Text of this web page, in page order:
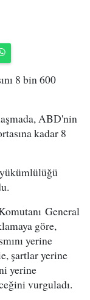
8 bin 600
ABD'nin
kadar 8
General
göre,
yerine
şartlar yerine
yerine
vurguladı.